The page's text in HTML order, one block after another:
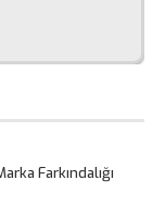
Farkındalığı